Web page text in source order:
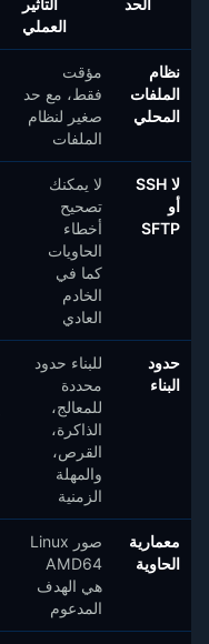
العملي
نظام
الملفات
المحلي
مؤقت
فقط، مع حد
صغير لنظام
الملفات
لا SSH
أو
SFTP
لا يمكنك
تصحيح
أخطاء
الحاويات
كما في
الخادم
العادي
حدود
البناء
للبناء حدود
محددة
للمعالج،
الذاكرة،
القرص،
والمهلة
الزمنية
معمارية
الحاوية
صور Linux
AMD64
هي الهدف
المدعوم